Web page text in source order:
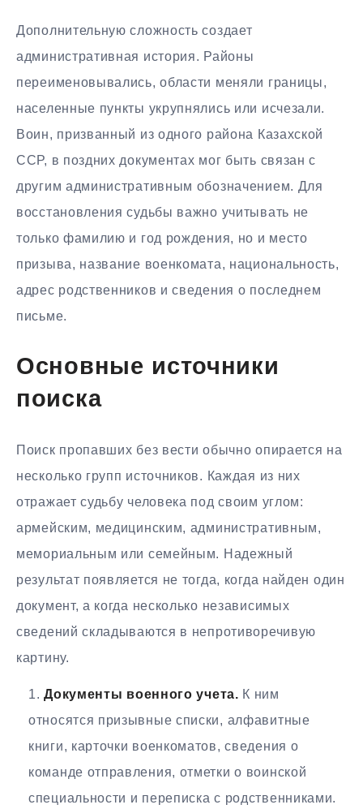
Дополнительную сложность создает
административная история. Районы
переименовывались, области меняли границы,
населенные пункты укрупнялись или исчезали.
Воин, призванный из одного района Казахской
ССР, в поздних документах мог быть связан с
другим административным обозначением. Для
восстановления судьбы важно учитывать не
только фамилию и год рождения, но и место
призыва, название военкомата, национальность,
адрес родственников и сведения о последнем
письме.
Основные источники
поиска
Поиск пропавших без вести обычно опирается на
несколько групп источников. Каждая из них
отражает судьбу человека под своим углом:
армейским, медицинским, административным,
мемориальным или семейным. Надежный
результат появляется не тогда, когда найден один
документ, а когда несколько независимых
сведений складываются в непротиворечивую
картину.
Документы военного учета. К ним
относятся призывные списки, алфавитные
книги, карточки военкоматов, сведения о
команде отправления, отметки о воинской
специальности и переписка с родственниками.